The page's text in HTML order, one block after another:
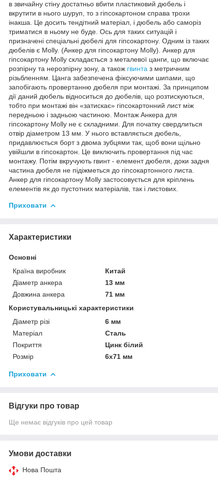
в звичайну стіну достатньо вбити пластиковий дюбель і
вкрутити в нього шуруп, то з гіпсокартоном справа трохи
інакша. Це досить тендітний матеріал, і дюбель або саморіз
триматися в ньому не буде. Ось для таких ситуацій і
призначені спеціальні дюбелі для гіпсокартону. Одним із таких
дюбелів є Molly. (Анкер для гіпсокартону Molly). Анкер для
гіпсокартону Molly складається з металевої цанги, що включає
розпірну та нерозпірну зону, а також гвинта з метричним
різьбленням. Цанга забезпечена фіксуючими шипами, що
запобігають провертанню дюбеля при монтажі. За принципом
дії даний дюбель відноситься до дюбелів, що розтискуються,
тобто при монтажі він «затискає» гіпсокартонний лист між
передньою і задньою частиною. Монтаж Анкера для
гіпсокартону Molly не є складними. Для початку свердлиться
отвір діаметром 13 мм. У нього вставляється дюбель,
придавлюється борт з двома зубцями так, щоб вони щільно
увійшли в гіпсокартон. Це виключить провертання під час
монтажу. Потім вкручують гвинт - елемент дюбеля, доки задня
частина дюбеля не підіжметься до гіпсокартонного листа.
Анкер для гіпсокартону Molly застосовується для кріплень
елементів як до пустотних матеріалів, так і листових.
Приховати
Характеристики
Основні
Країна виробник
Китай
Діаметр анкера
13 мм
Довжина анкера
71 мм
Користувальницькі характеристики
Діаметр різі
6 мм
Матеріал
Сталь
Покриття
Цинк білий
Розмір
6х71 мм
Приховати
Відгуки про товар
Ще немає відгуків про цей товар
Умови доставки
Нова Пошта